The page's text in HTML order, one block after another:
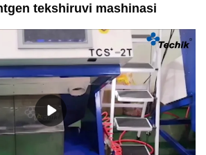
tekshiruvi mashinasi